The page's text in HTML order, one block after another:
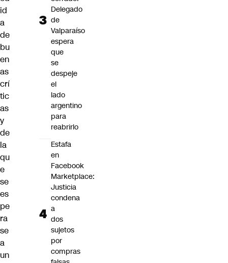
id
a
de
bu
en
as
crí
tic
as
y
de
la
qu
e
se
es
pe
ra
se
a
un
Delegado
de
Valparaíso
espera
que
se
despeje
el
lado
argentino
para
reabrirlo
Estafa
en
Facebook
Marketplace:
Justicia
condena
a
dos
sujetos
por
compras